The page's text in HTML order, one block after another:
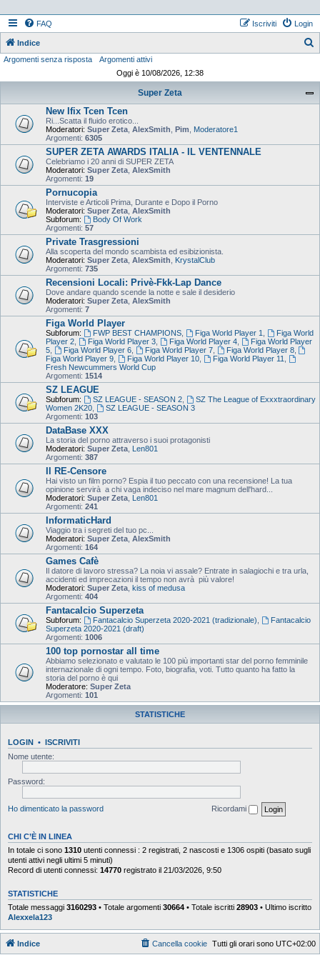
FAQ Login
Iscriviti
Indice
Argomenti senza risposta
Argomenti attivi
Oggi è 10/08/2026, 12:38
Super Zeta
New Ifix Tcen Tcen
Ri...Scatta il fluido erotico...
Moderatori: Super Zeta AlexSmith Pim
Moderatore1
Argomenti: 6305
SUPER ZETA AWARDS ITALIA - IL VENTENNALE
Celebriamo i 20 anni di SUPER ZETA
Moderatori: Super Zeta AlexSmith
Argomenti: 19
Pornucopia
Interviste e Articoli Prima, Durante e Dopo il Porno
Moderatori: Super Zeta AlexSmith
Subforum:
Body Of Work
Argomenti: 57
Private Trasgressioni
Alla scoperta del mondo scambista ed esibizionista.
Moderatori: Super Zeta AlexSmith
KrystalClub
Argomenti: 735
Recensioni Locali: Privè-Fkk-Lap Dance
Dove andare quando scende la notte e sale il desiderio
Moderatori: Super Zeta AlexSmith
Argomenti: 7
Figa World Player
Subforum: FWP BEST CHAMPIONS, Figa World Player 1
Figa World
Player 2
Figa World Player 3, Figa World Player 4,
Figa World Player
5
Figa World Player 6, Figa World Player 7, Figa World Player 8,
Figa World Player 9
Figa World Player 10, Figa World Player 11
Fresh Newcummers World Cup
Argomenti: 1514
SZ LEAGUE
Subforum: SZ LEAGUE - SEASON 2,
SZ The League of Exxxtraordinary
Women 2K20
SZ LEAGUE - SEASON 3
Argomenti: 103
DataBase XXX
La storia del porno attraverso i suoi protagonisti
Moderatori: Super Zeta Len801
Argomenti: 387
Il RE-Censore
Hai visto un film porno? Espia il tuo peccato con una recensione! La tua
opinione servirà a chi vaga indeciso nel mare magnum dell'hard...
Moderatori: Super Zeta Len801
Argomenti: 241
InformaticHard
Viaggio tra i segreti del tuo pc...
Moderatori: Super Zeta AlexSmith
Argomenti: 164
Games Cafè
Il datore di lavoro stressa? La noia vi assale? Entrate in salagiochi e tra urla,
accidenti ed imprecazioni il tempo non avrà più valore!
Moderatori: Super Zeta kiss of medusa
Argomenti: 404
Fantacalcio Superzeta
Subforum: Fantacalcio Superzeta 2020-2021 (tradizionale)
Fantacalcio
Superzeta 2020-2021 (draft)
Argomenti: 1006
100 top pornostar all time
Abbiamo selezionato e valutato le 100 più importanti star del porno femminile
internazionale di ogni tempo. Foto, biografia, voti. Tutto quanto ha fatto la
storia del porno è qui
Moderatore: Super Zeta
Argomenti: 101
STATISTICHE
LOGIN • ISCRIVITI
Nome utente:
Password:
Ho dimenticato la password Ricordami
CHI C’È IN LINEA
In totale ci sono 1310 utenti connessi : 2 registrati, 2 nascosti e 1306 ospiti (basato sugli
utenti attivi negli ultimi 5 minuti)
Record di utenti connessi: 14770 registrato il 21/03/2026, 9:50
STATISTICHE
Totale messaggi 3160293 • Totale argomenti 30664 • Totale iscritti 28903 • Ultimo iscritto
Alexxela123
Indice Tutti gli orari sono UTC+02:00
Cancella cookie